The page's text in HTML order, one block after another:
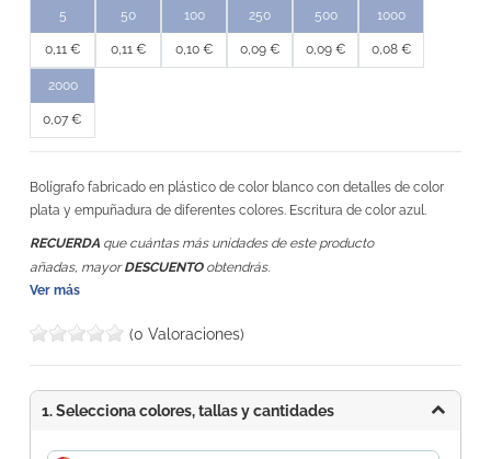
5
0,11 €
50
0,11 €
100
0,10 €
250
0,09 €
500
0,09 €
1000
0,08 €
2000
0,07 €
Bolígrafo fabricado en plástico de color blanco con detalles de color
plata y empuñadura de diferentes colores. Escritura de color azul.
RECUERDA que cuántas más unidades de este producto
añadas, mayorDESCUENTOobtendrás.
Ver más
(0 Valoraciones)
1. Selecciona colores, tallas y cantidades